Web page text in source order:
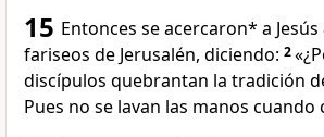
15 Entonces se acercaron* a Jesús
fariseos de Jerusalén, diciendo: 2
discípulos quebrantan la tradición
Pues no se lavan las manos cuando